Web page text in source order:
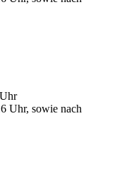
Uhr, sowie nach